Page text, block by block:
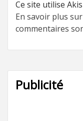
Ce site utilise
En savoir plus
commentaires
Publicité